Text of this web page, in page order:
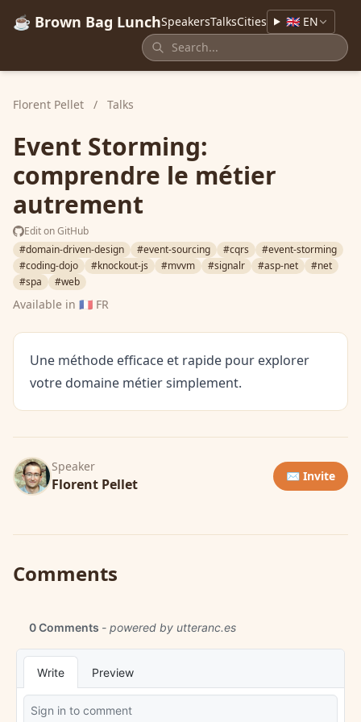
☕ Brown Bag LunchSpeakersTalksCities 🇬🇧 EN
Florent Pellet / Talks
Event Storming:
comprendre le métier
autrement
Edit on GitHub
#domain-driven-design
#event-sourcing #cqrs
#event-storming
#coding-dojo
#knockout-js #mvvm #signalr #asp-net
#net
#spa
#web
Available in 🇫🇷 FR
Une méthode efficace et rapide pour explorer
votre domaine métier simplement.
Speaker
Florent Pellet ✉️ Invite
Comments